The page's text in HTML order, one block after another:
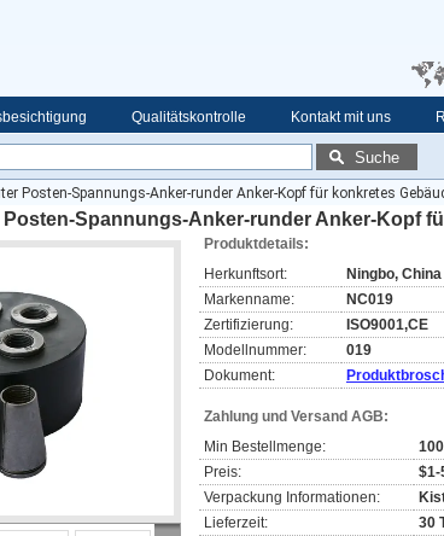
Qualitätskontrolle Kontakt mit uns
Suche
Posten-Spannungs-Anker-runder Anker-Kopf für konkretes
Spannungs-Anker-runder Anker-Kopf
Produktdetails:
Herkunftsort:
Ningbo, China
Markenname:
NC019
Zertifizierung:
ISO9001,CE
Modellnummer:
019
Dokument:
Zahlung und Versand AGB:
Min Bestellmenge:
Preis:
$1-
Verpackung Informationen:
Lieferzeit:
30